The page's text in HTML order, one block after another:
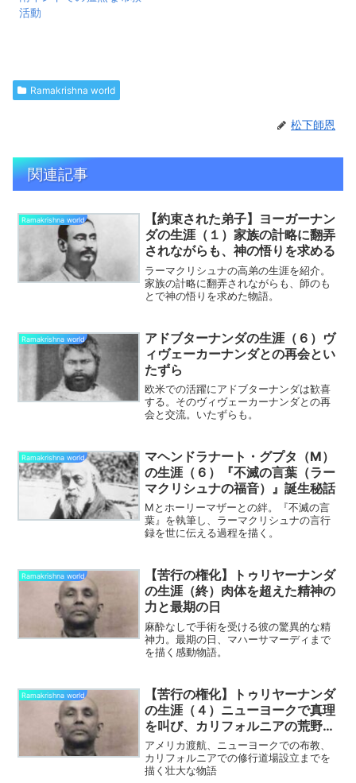
活動
Ramakrishna world
松下師恩
関連記事
Ramakrishna world
【約束された弟子】ヨーガーナン
ダの生涯（１）家族の計略に翻弄
されながらも、神の悟りを求める
ラーマクリシュナの高弟の生涯を紹介。
家族の計略に翻弄されながらも、師のも
とで神の悟りを求めた物語。
Ramakrishna world
アドブターナンダの生涯（６）ヴ
ィヴェーカーナンダとの再会とい
たずら
欧米での活躍にアドブターナンダは歓喜
する。そのヴィヴェーカーナンダとの再
会と交流。いたずらも。
Ramakrishna world
マヘンドラナート・グプタ（M）
の生涯（６）『不滅の言葉（ラー
マクリシュナの福音）』誕生秘話
Mとホーリーマザーとの絆。『不滅の言
葉』を執筆し、ラーマクリシュナの言行
録を世に伝える過程を描く。
Ramakrishna world
【苦行の権化】トゥリヤーナンダ
の生涯（終）肉体を超えた精神の
力と最期の日
麻酔なしで手術を受ける彼の驚異的な精
神力。最期の日、マハーサマーディまで
を描く感動物語。
Ramakrishna world
【苦行の権化】トゥリヤーナンダ
の生涯（４）ニューヨークで真理
を叫び、カリフォルニアの荒野を
拓く
アメリカ渡航、ニューヨークでの布教、
カリフォルニアでの修行道場設立までを
描く壮大な物語